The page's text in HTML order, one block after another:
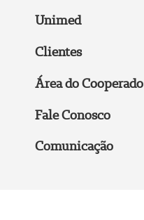
Unimed
Clientes
Área do Cooperado
Fale Conosco
Comunicação